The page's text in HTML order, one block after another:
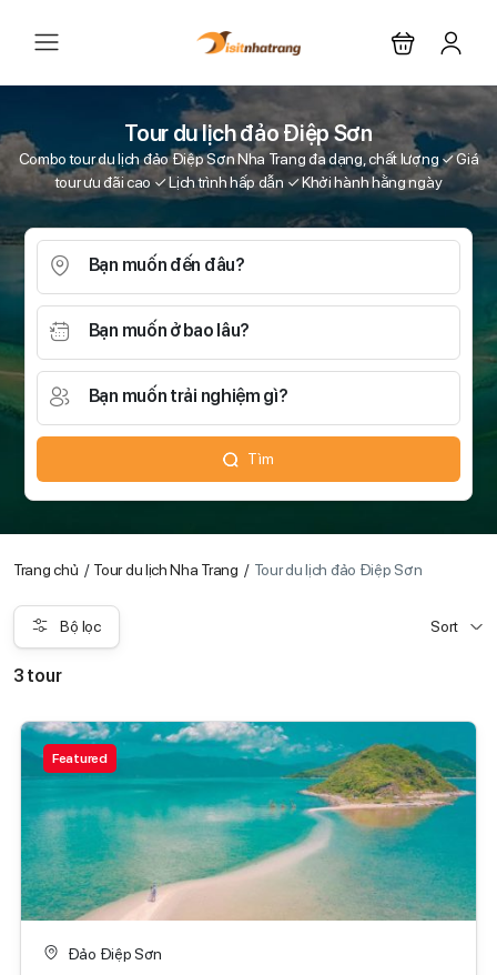
Tour du lịch đảo Điệp Sơn
Combo tour du lịch đảo Điệp Sơn Nha Trang đa dạng, chất lượng ✓ Giá
tour ưu đãi cao ✓ Lịch trình hấp dẫn ✓ Khởi hành hằng ngày
Bạn muốn đến đâu?
Bạn muốn ở bao lâu?
Bạn muốn trải nghiệm gì?
Tìm
Trang chủ Tour du lịch Nha Trang Tour du lịch đảo Điệp Sơn
Bộ lọc Sort
3 tour
Featured
Đảo Điệp Sơn